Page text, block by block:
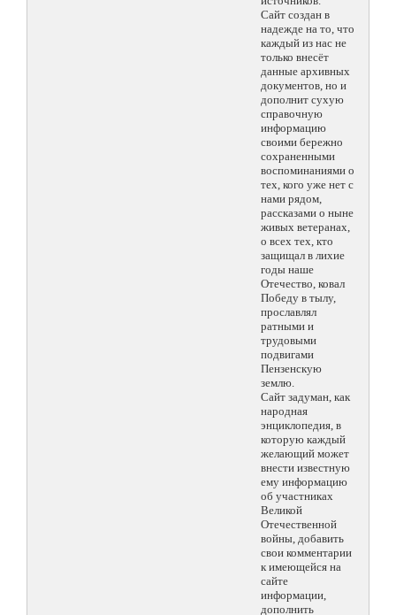
Сайт создан в
надежде на то, что
каждый из нас не
только внесёт
данные архивных
документов, но и
дополнит сухую
справочную
информацию
своими бережно
сохраненными
воспоминаниями о
тех, кого уже нет с
нами рядом,
рассказами о ныне
живых ветеранах,
о всех тех, кто
защищал в лихие
годы наше
Отечество, ковал
Победу в тылу,
прославлял
ратными и
трудовыми
подвигами
Пензенскую
землю.
Сайт задуман, как
народная
энциклопедия, в
которую каждый
желающий может
внести известную
ему информацию
об участниках
Великой
Отечественной
войны, добавить
свои комментарии
к имеющейся на
сайте
информации,
дополнить